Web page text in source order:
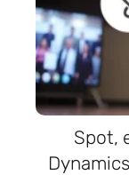
Spot,